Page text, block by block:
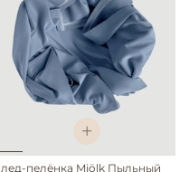
пелёнка Mjölk Пыльный